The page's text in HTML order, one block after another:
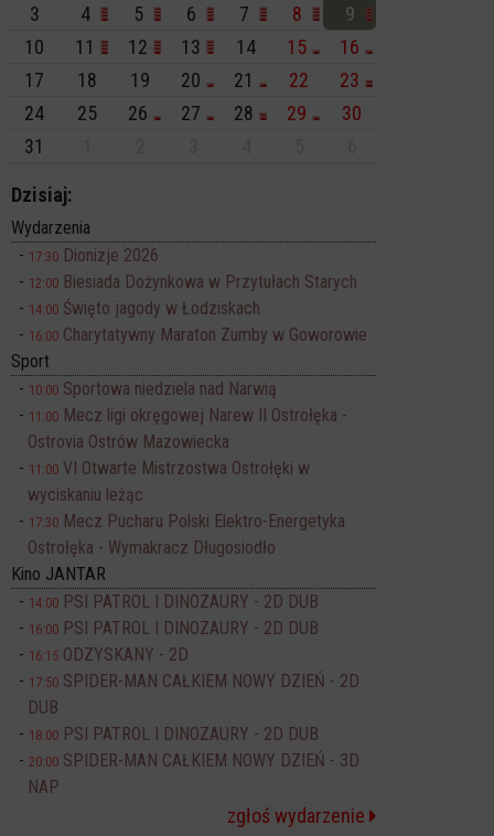
3
4 5 6 7 8
9
10
11 12 13 14 15
16
17
18 19 20 21 22
23
24
25 26 27 28 29
30
31
Dzisiaj:
Wydarzenia
17:30 Dionizje 2026
12:00 Biesiada Dożynkowa w Przytułach Starych
14:00 Święto jagody w Łodziskach
16:00 Charytatywny Maraton Zumby w Goworowie
Sport
10:00 Sportowa niedziela nad Narwią
11:00 Mecz ligi okręgowej Narew II Ostrołęka -
Ostrovia Ostrów Mazowiecka
11:00 VI Otwarte Mistrzostwa Ostrołęki w
wyciskaniu leżąc
17:30 Mecz Pucharu Polski Elektro-Energetyka
Ostrołęka - Wymakracz Długosiodło
Kino JANTAR
14:00 PSI PATROL I DINOZAURY - 2D DUB
16:00 PSI PATROL I DINOZAURY - 2D DUB
16:15 ODZYSKANY - 2D
17:50 SPIDER-MAN CAŁKIEM NOWY DZIEŃ - 2D
DUB
18:00 PSI PATROL I DINOZAURY - 2D DUB
20:00 SPIDER-MAN CAŁKIEM NOWY DZIEŃ - 3D
NAP
zgłoś wydarzenie